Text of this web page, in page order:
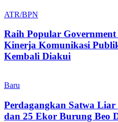
ATR/BPN
Raih Popular
Kinerja Komunikasi
Kembali Diakui
Baru
Perdagangkan Satwa
dan 25 Ekor Burung Beo